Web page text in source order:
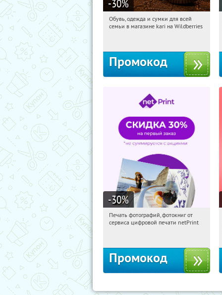
-30%
14:00:12 Получили:
Обувь, одежда и сумки для всей
семьи в магазине kari на Wildberries
Промокод
-30%
14:00:12 Получили:
Печать фотографий, фотокниг от
сервиса цифровой печати netPrint
Промокод